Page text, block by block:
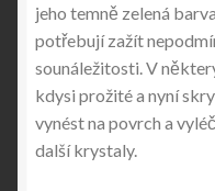
jeho temně zelená
potřebují zažít
sounáležitosti. V
kdysi prožité a nyní
vynést na povrch a
další krystaly.